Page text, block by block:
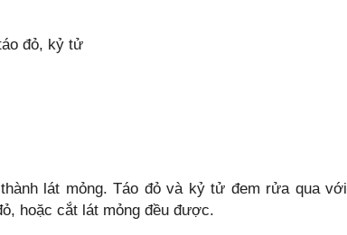
đỏ, kỷ tử
lát mỏng. Táo đỏ và kỷ tử đem rửa qua với
hoặc cắt lát mỏng đều được.